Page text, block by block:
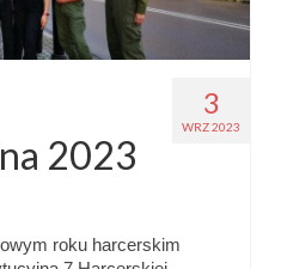
3
WRZ 2023
2023
roku harcerskim